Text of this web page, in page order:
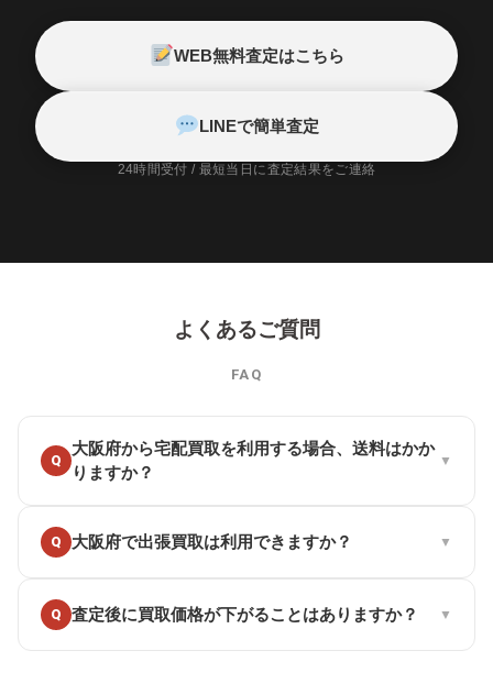
WEB無料査定はこちら
LINEで簡単査定
24時間受付 / 最短当日に査定結果をご連絡
よくあるご質問
FAQ
Q
大阪府から宅配買取を利用する場合、送料はかか
りますか？
▼
いいえ、送料は一切かかりません。大阪府からの発送も着払
いで完全無料です。大阪府からは約翌日で届きます。さら
必要もありません。
Q 大阪府で出張買取は利用できますか？ ▼
はい、大阪府への出張買取に対応しております。対応エリア
は大阪府全域対応です。出張費は無料。お電話またはWEB査
Q 査定後に買取価格が下がることはありますか？ ▼